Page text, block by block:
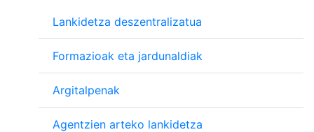
Lankidetza deszentralizatua
Formazioak eta jardunaldiak
Argitalpenak
Agentzien arteko lankidetza